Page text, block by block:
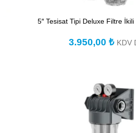
5″ Tesisat Tipi Deluxe Filtre İkili
3.950,00 ₺ KDV